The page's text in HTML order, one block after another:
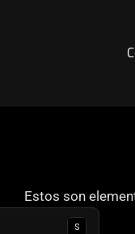
Estos son
s